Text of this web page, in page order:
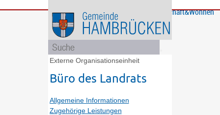
Bürgerservice
GemeindeBildung
und
Soziales
Rathaus
und
Politik
Wirtschaft&Wohnen
Externe Organisationseinheit
Büro des Landrats
Allgemeine Informationen
Zugehörige Leistungen